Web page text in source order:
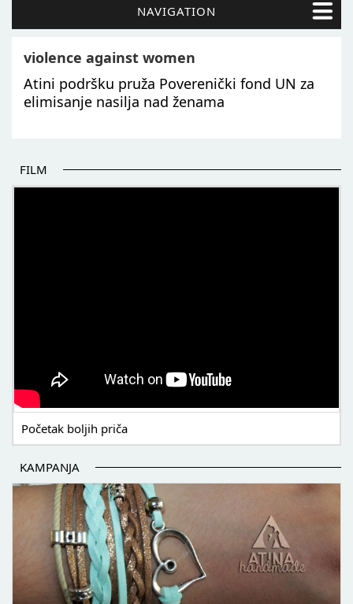
NAVIGATION
violence against women
Atini podršku pruža Poverenički fond UN za
elimisanje nasilja nad ženama
FILM
Početak boljih priča
KAMPANJA